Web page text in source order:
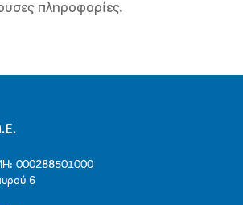
πληροφορίες.
000288501000
6